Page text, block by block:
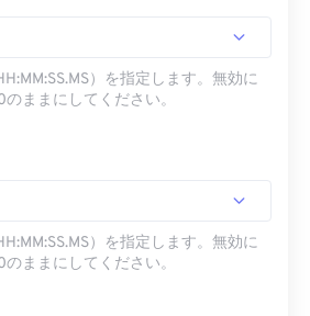
）を指定します。無効に
ままにしてください。
）を指定します。無効に
ままにしてください。